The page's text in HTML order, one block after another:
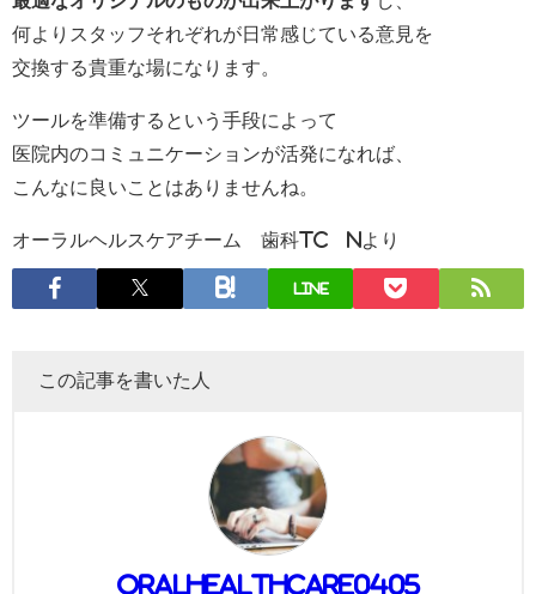
何よりスタッフそれぞれが日常感じている意見を
交換する貴重な場になります。
ツールを準備するという手段によって
医院内のコミュニケーションが活発になれば、
こんなに良いことはありませんね。
オーラルヘルスケアチーム 歯科TC Nより
LINE
この記事を書いた人
oralhealthcare0405